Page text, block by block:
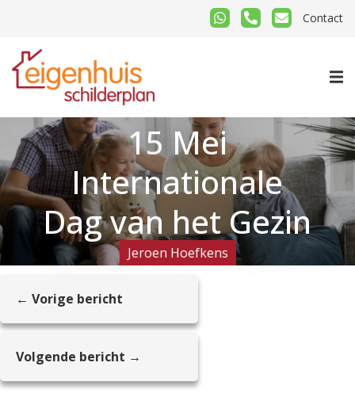
Contact
15 Mei
Internationale
Dag van het Gezin
Jeroen Hoefkens
← Vorige bericht
Volgende bericht →